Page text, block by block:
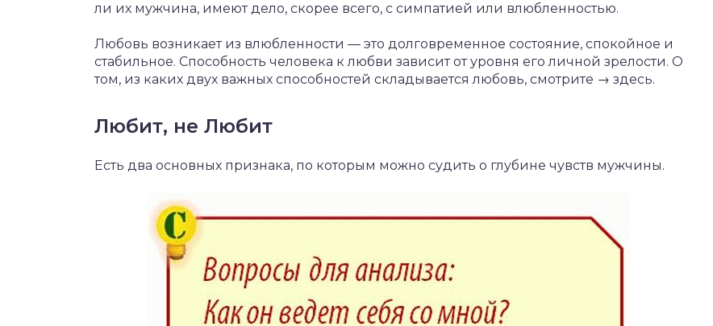
ли их мужчина, имеют дело, скорее всего, с симпатией или влюбленностью.
Любовь возникает из влюбленности — это долговременное состояние, спокойное и
стабильное. Способность человека к любви зависит от уровня его личной зрелости. О
том, из каких двух важных способностей складывается любовь, смотрите → здесь.
Любит, не Любит
Есть два основных признака, по которым можно судить о глубине чувств мужчины.